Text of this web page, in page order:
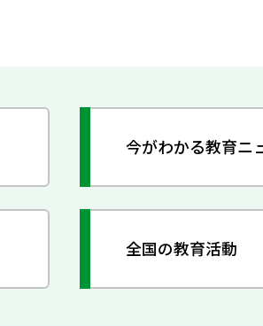
今がわかる教育ニ
全国の教育活動